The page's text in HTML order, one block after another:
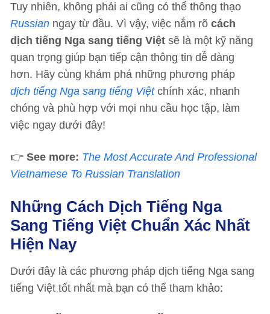
Tuy nhiên, không phải ai cũng có thể thông thạo
Russian ngay từ đầu. Vì vậy, việc nắm rõ cách
dịch tiếng Nga sang tiếng Việt sẽ là một kỹ năng
quan trọng giúp bạn tiếp cận thông tin dễ dàng
hơn. Hãy cùng khám phá những phương pháp
dịch tiếng Nga sang tiếng Việtchính xác, nhanh
chóng và phù hợp với mọi nhu cầu học tập, làm
việc ngay dưới đây!
👉 See more: The Most Accurate And Professional
Vietnamese To Russian Translation
Những Cách Dịch Tiếng Nga
Sang Tiếng Việt Chuẩn Xác Nhất
Hiện Nay
Dưới đây là các phương pháp dịch tiếng Nga sang
tiếng Việt tốt nhất mà bạn có thể tham khảo: